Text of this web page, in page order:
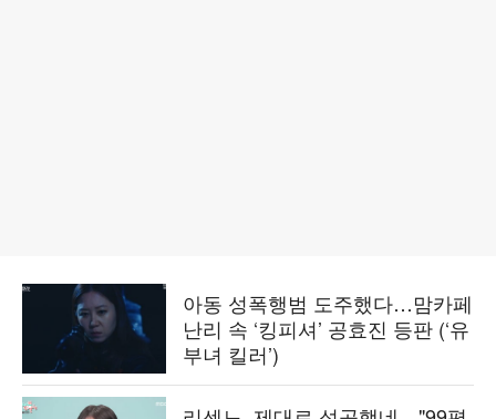
아동 성폭행범 도주했다…맘카페
난리 속 ‘킹피셔’ 공효진 등판 (‘유
부녀 킬러’)